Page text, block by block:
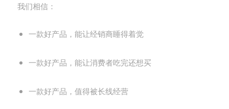
我们相信：
一款好产品，能让经销商睡得着觉
一款好产品，能让消费者吃完还想买
一款好产品，值得被长线经营